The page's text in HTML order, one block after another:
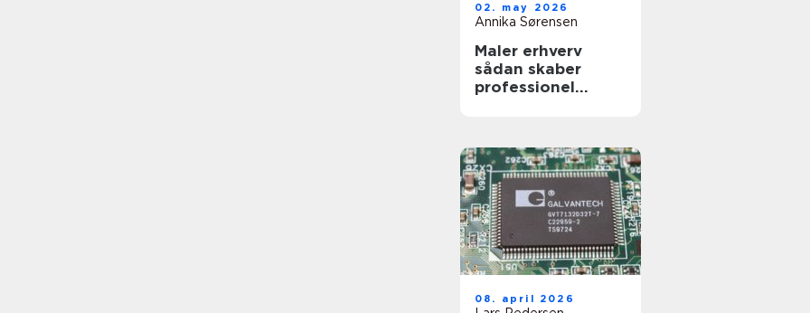
02. may 2026
Annika Sørensen
Maler erhverv
sådan skaber
professionel
08. april 2026